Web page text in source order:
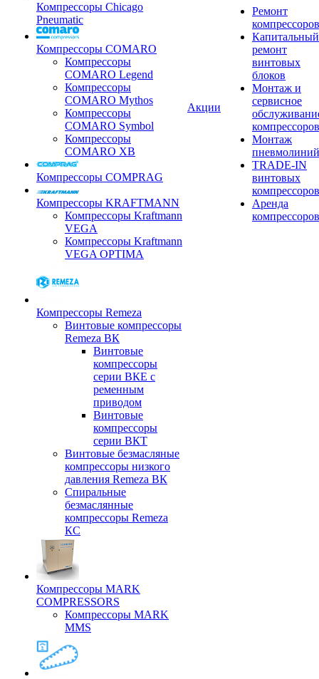
Компрессоры Chicago
Pneumatic
Компрессоры COMARO
Компрессоры
COMARO Legend
Компрессоры
COMARO Mythos
Компрессоры
COMARO Symbol
Компрессоры
COMARO XB
Компрессоры COMPRAG
Компрессоры KRAFTMANN
Компрессоры Kraftmann
VEGA
Компрессоры Kraftmann
VEGA OPTIMA
Компрессоры Remeza
Винтовые компрессоры
Remeza ВК
Винтовые
компрессоры
серии ВКЕ с
ременным
приводом
Винтовые
компрессоры
серии ВКТ
Винтовые безмасляные
компрессоры низкого
давления Remeza ВК
Спиральные
безмаслянные
компрессоры Remeza
КС
Компрессоры MARK
COMPRESSORS
Компрессоры MARK
MMS
Акции
Ремонт
компрессоров
Капитальный
ремонт
винтовых
блоков
Монтаж и
сервисное
компрессоров
Монтаж
пневмолиний
TRADE-IN
винтовых
компрессоров
Аренда
компрессоров